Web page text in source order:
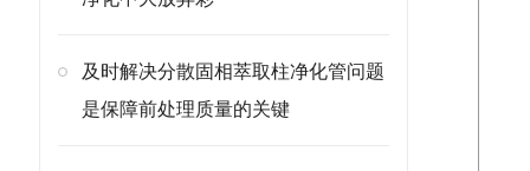
及时解决分散固相萃取柱净化管问题
是保障前处理质量的关键